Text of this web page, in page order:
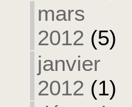
mars
2012 (5)
janvier
2012 (1)